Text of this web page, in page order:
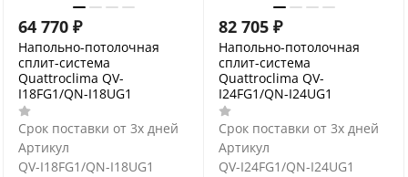
64 770 ₽
Напольно-потолочная
сплит-система
Quattroclima QV-
I18FG1/QN-I18UG1
Срок поставки от 3х дней
Артикул
QV-I18FG1/QN-I18UG1
82 705 ₽
Напольно-потолочная
сплит-система
Quattroclima QV-
I24FG1/QN-I24UG1
Срок поставки от 3х дней
Артикул
QV-I24FG1/QN-I24UG1